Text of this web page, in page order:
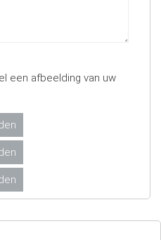
een afbeelding van uw